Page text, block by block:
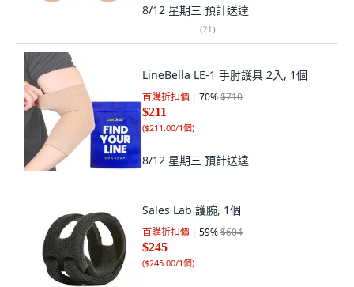
8/12 星期三 預計送達
(21)
LineBella LE-1 手肘護具 2入, 1個
首購折扣價 70%$710
$211
($211.00/1個)
8/12 星期三 預計送達
Sales Lab 護腕, 1個
首購折扣價 59%$604
$245
($245.00/1個)